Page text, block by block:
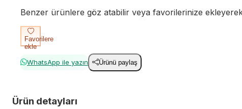
Benzer ürünlere göz atabilir veya favorilerinize
Favorilere
ekle
WhatsApp ile yazın Ürünü paylaş
Ürün detayları